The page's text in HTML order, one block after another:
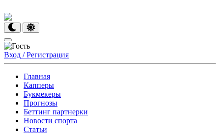
Вход / Регистрация
Главная
Капперы
Букмекеры
Прогнозы
Беттинг партнерки
Новости спорта
Статьи